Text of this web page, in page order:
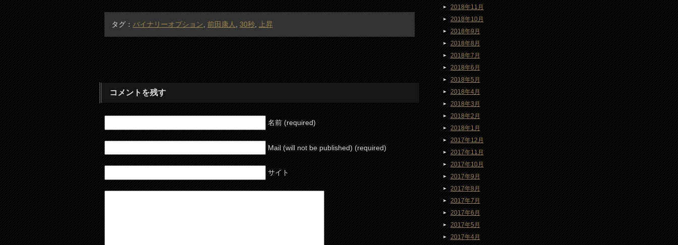
タグ： バイナリーオプション, 前田康人, 30秒, 上昇
コメントを残す
名前 (required)
Mail (will not be published) (required)
サイト
2018年11月
2018年10月
2018年9月
2018年8月
2018年7月
2018年6月
2018年5月
2018年4月
2018年3月
2018年2月
2018年1月
2017年12月
2017年11月
2017年10月
2017年9月
2017年8月
2017年7月
2017年6月
2017年5月
2017年4月